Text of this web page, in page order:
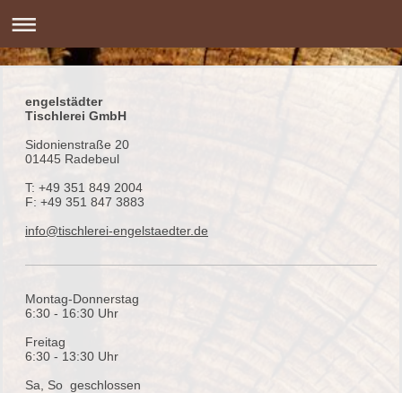
engelstädter
Tischlerei GmbH
Sidonienstraße 20
01445 Radebeul
T: +49 351 849 2004
F: +49 351 847 3883
info@tischlerei-engelstaedter.de
Montag-Donnerstag
6:30 - 16:30 Uhr
Freitag
6:30 - 13:30 Uhr
Sa, So geschlossen